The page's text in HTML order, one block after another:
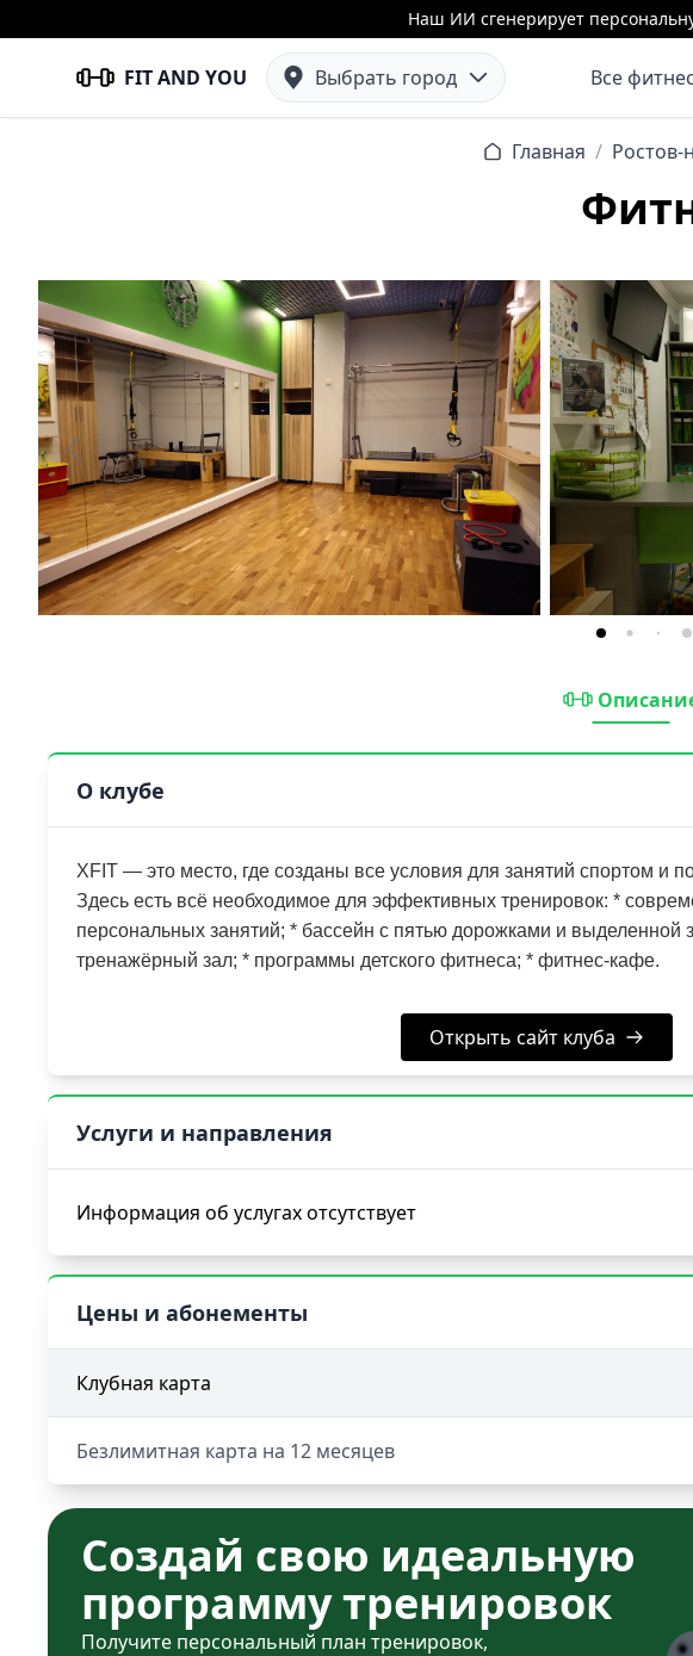
Наш ИИ сгенерирует
FIT AND YOU Выбрать город Все
Главная / Ростов-
О клубе
XFIT — это место, где созданы все условия для занятий спортом и
Здесь есть всё необходимое для эффективных тренировок: *
персональных занятий; * бассейн с пятью дорожками и выделенной
тренажёрный зал; * программы детского фитнеса; * фитнес-кафе.
Открыть сайт клуба
Услуги и направления
Информация об услугах отсутствует
Цены и абонементы
Клубная карта
Безлимитная карта на 12 месяцев
Создай свою идеальную
программу тренировок
Получите персональный план тренировок,